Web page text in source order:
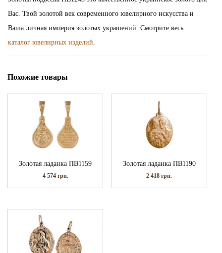
Вас. Твой золотой век современного ювелирного искусства и
Ваша личная империя золотых украшений. Смотрите весь
каталог ювелирных изделий
Похожие товары
Золотая ладанка ПВ1159
4 574 грн.
Золотая ладанка ПВ1190
2 418грн.